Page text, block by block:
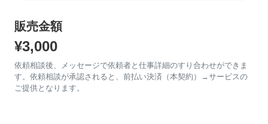
販売金額
¥3,000
依頼相談後、メッセージで依頼者と仕事詳細のすり合わせができま
す。依頼相談が承認されると、前払い決済（本契約）→サービスの
ご提供となります。